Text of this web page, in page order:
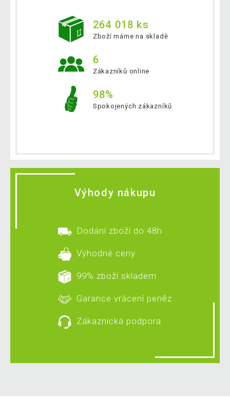
264 018 ks
Zboží máme na skladě
6
Zákazníků online
98%
Spokojených zákazníků
Výhody nákupu
Dodání zboží do 48h
Výhodné ceny
99% zboží skladem
Garance vrácení peněz
Zákaznická podpora